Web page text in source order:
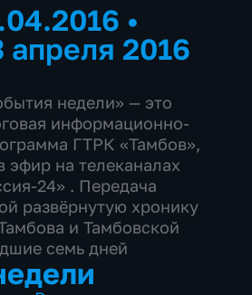
•
2016
недели» — это
информационно-
ГТРК «Тамбов»,
эфир на телеканалах
24» . Передача
развёрнутую хронику
и Тамбовской
семь дней